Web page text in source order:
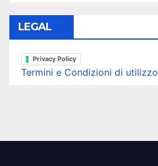
LEGAL
Privacy Policy
Termini e Condizioni di utilizzo